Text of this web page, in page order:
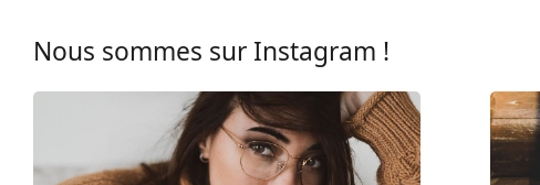
Largeur du pont:
17 mm
Poids:
100 g
Plaquettes de nez ajustables:
Non
Accessoires
Nous sommes sur Instagram !